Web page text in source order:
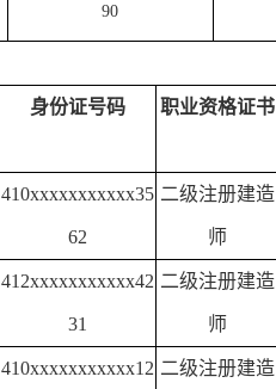
90
身份证号码 职业资格证书
410xxxxxxxxxxx35
62
二级注册建造
师
412xxxxxxxxxxx42
31
二级注册建造
师
410xxxxxxxxxxx12 二级注册建造